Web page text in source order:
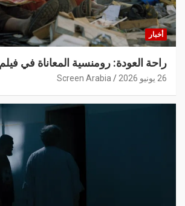
أخبار
راحة العودة: رومنسية المعاناة في
26 يونيو 2026 Screen Arabia